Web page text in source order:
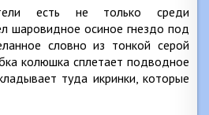
есть не только среди
шаровидное осиное гнездо под
словно из тонкой серой
колюшка сплетает подводное
туда икринки, которые